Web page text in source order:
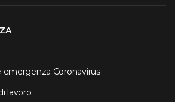
Coronavirus
lavoro